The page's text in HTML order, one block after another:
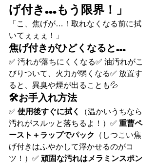
げ付き…もう限界！」
「こ、焦げが…！取れなくなる前に拭
いてぇぇぇ！」
焦げ付きがひどくなると…
✅ 汚れが落ちにくくなる✅ 油汚れがこ
びりついて、火力が弱くなる✅ 放置す
ると、異臭や煙が出ることも💦
🛠お手入れ方法
✅ 使用後すぐに拭く
（温かいうちなら
汚れがスルッと落ちるよ！）✅ 重曹ペ
ースト＋ラップでパック
（しつこい焦
げ付きはふやかして浮かせるのがコ
ツ！）✅ 頑固な汚れはメラミンスポン